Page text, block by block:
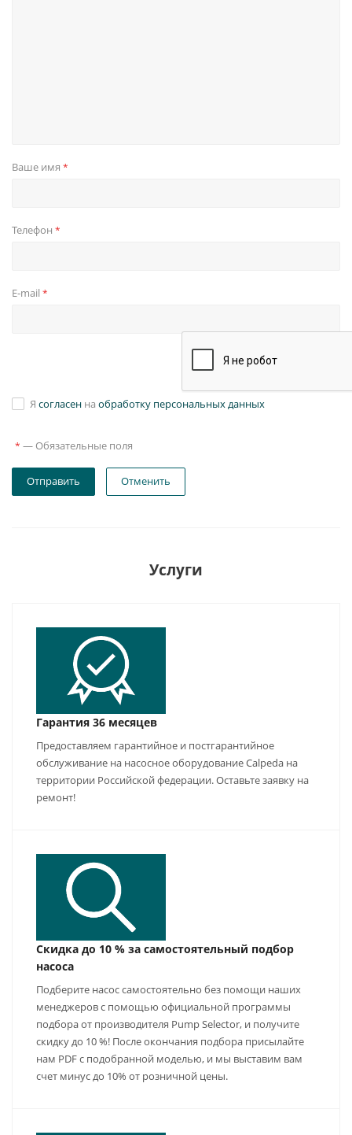
Ваше имя *
Телефон *
E-mail *
Я согласен на обработку персональных данных
* — Обязательные поля
Отправить Отменить
Услуги
Гарантия 36 месяцев
Предоставляем гарантийное и постгарантийное
обслуживание на насосное оборудование Calpeda на
территории Российской федерации. Оставьте заявку на
ремонт!
Скидка до 10 % за самостоятельный подбор
насоса
Подберите насос самостоятельно без помощи наших
менеджеров с помощью официальной программы
подбора от производителя Pump Selector, и получите
скидку до 10 %! После окончания подбора присылайте
нам PDF с подобранной моделью, и мы выставим вам
счет минус до 10% от розничной цены.